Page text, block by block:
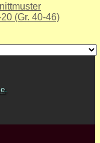
(Gr. 40-46)
.